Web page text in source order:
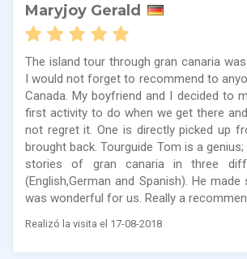
Maryjoy Gerald
The island tour through gran canaria
I would not forget to recommend to
Canada. My boyfriend and I decided to
first activity to do when we get there
not regret it. One is directly picked up
brought back. Tourguide Tom is a
stories of gran canaria in three
(English,German and Spanish). He
was wonderful for us. Really a
Realizó la visita el 17-08-2018